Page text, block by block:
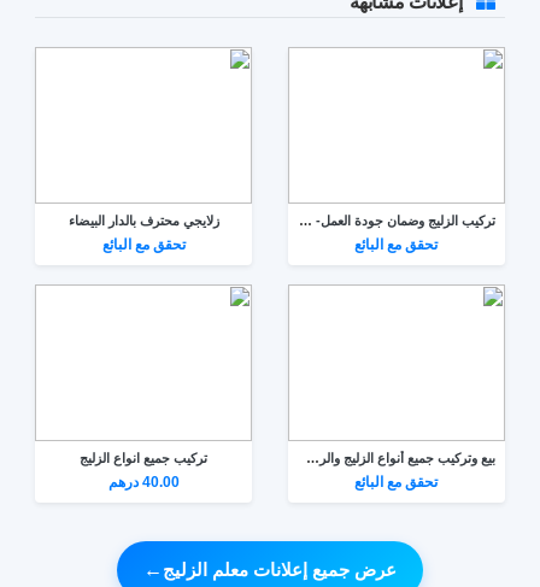
تركيب الزليج وضمان جودة العمل- كازا
تحقق مع البائع
زلايجي محترف بالدار البيضاء
تحقق مع البائع
بيع وتركيب جميع أنواع الزليج والرخام بوسكورة
تحقق مع البائع
تركيب جميع انواع الزليج
40.00 درهم
عرض جميع إعلانات معلم الزليج ←